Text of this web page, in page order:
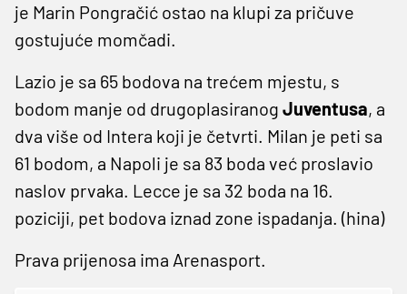
je Marin Pongračić ostao na klupi za pričuve
gostujuće momčadi.
Lazio je sa 65 bodova na trećem mjestu, s
bodom manje od drugoplasiranog Juventusa, a
dva više od Intera koji je četvrti. Milan je peti sa
61 bodom, a Napoli je sa 83 boda već proslavio
naslov prvaka. Lecce je sa 32 boda na 16.
poziciji, pet bodova iznad zone ispadanja. (hina)
Prava prijenosa ima Arenasport.